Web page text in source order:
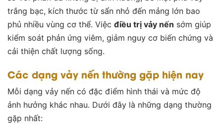
trắng bạc, kích thước từ sẩn nhỏ đến mảng lớn bao
phủ nhiều vùng cơ thể. Việc điều trị vảy nến sớm giúp
kiểm soát phản ứng viêm, giảm nguy cơ biến chứng và
cải thiện chất lượng sống.
Các dạng vảy nến thường gặp hiện nay
Mỗi dạng vảy nến có đặc điểm hình thái và mức độ
ảnh hưởng khác nhau. Dưới đây là những dạng thường
gặp nhất: